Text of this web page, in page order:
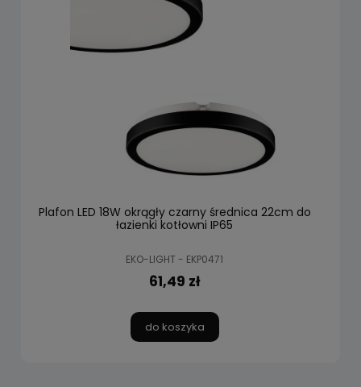
Plafon LED 18W okrągły czarny średnica 22cm do
łazienki kotłowni IP65
EKO-LIGHT - EKP0471
61,49 zł
do koszyka